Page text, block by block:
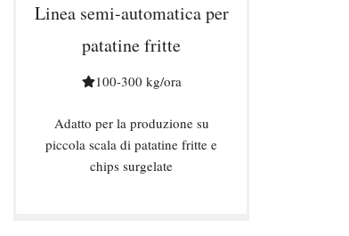
Linea semi-automatica per
patatine fritte
100-300 kg/ora
Adatto per la produzione su
piccola scala di patatine fritte e
chips surgelate